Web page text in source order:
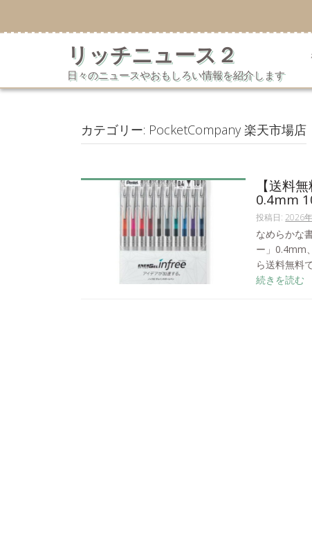
テ
ス
リッチニュース２
日々のニュースやおもしろい情報を紹介します
カテゴリー: PocketCompany 楽天市場店
【送料
0.4mm
投稿日: 2026
なめらかな
ー」0.4mm
ら送料無料
続きを読む